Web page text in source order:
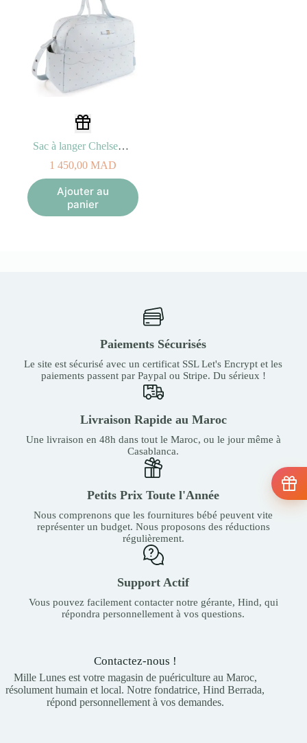
Sac à langer Chelsea Bleu Glassé
1 450,00 MAD
Ajouter au
panier
Paiements Sécurisés
Le site est sécurisé avec un certificat SSL Let's Encrypt et les
paiements passent par Paypal ou Stripe. Du sérieux !
Livraison Rapide au Maroc
Une livraison en 48h dans tout le Maroc, ou le jour même à
Casablanca.
Petits Prix Toute l'Année
Nous comprenons que les fournitures bébé peuvent vite
représenter un budget. Nous proposons des réductions
régulièrement.
Support Actif
Vous pouvez facilement contacter notre gérante, Hind, qui
répondra personnellement à vos questions.
Contactez-nous !
Mille Lunes est votre magasin de puériculture au Maroc,
résolument humain et local. Notre fondatrice, Hind Berrada,
répond personnellement à vos demandes.